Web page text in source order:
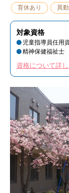
育休あり 異
対象資格
児童指導員任用
精神保健福祉士
資格について詳